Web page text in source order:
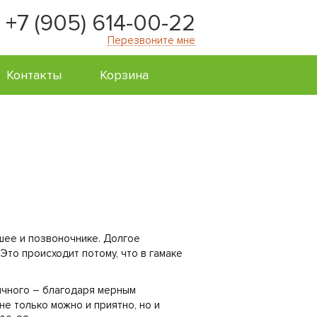
+7 (905) 614-00-22
Перезвоните мне
Контакты Корзина
и позвоночнике. Долгое
происходит потому, что в гамаке
– благодаря мерным
только можно и приятно, но и